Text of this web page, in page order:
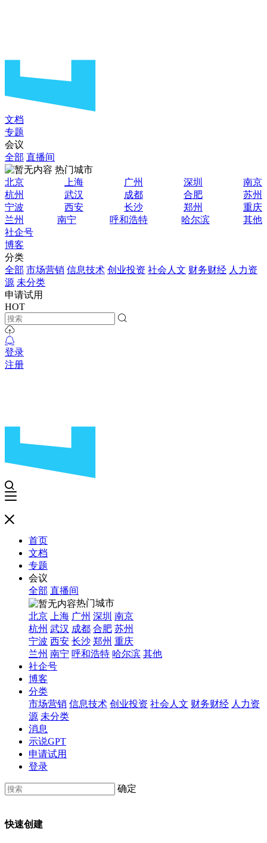
文档
专题
会议
全部 直播间
热门城市
北京
上海 广州 深圳
南京
杭州
武汉 成都 合肥
苏州
宁波
西安 长沙 郑州
重庆
兰州
南宁 呼和浩特 哈尔滨
其他
社企号
博客
分类
全部 市场营销 信息技术 创业投资 社会人文 财务财经 人力资
源 未分类
申请试用
HOT
登录
注册
首页
文档
专题
会议
全部 直播间
热门城市
北京
上海 广州 深圳 南京
杭州 武汉 成都 合肥 苏州
宁波 西安 长沙 郑州 重庆
兰州 南宁 呼和浩特 哈尔滨 其他
社企号
博客
分类
市场营销 信息技术 创业投资 社会人文 财务财经 人力资
源 未分类
消息
示说GPT
申请试用
登录
确定
快速创建